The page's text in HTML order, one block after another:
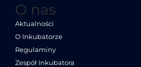
O nas
Aktualności
O Inkubatorze
Regulaminy
Zespół Inkubatora